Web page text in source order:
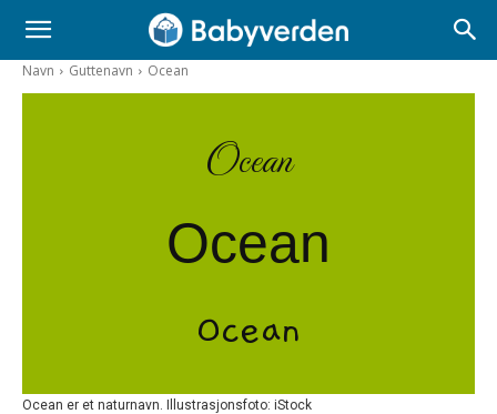
Navn Guttenavn Ocean
Ocean
Ocean
Ocean
Ocean er et naturnavn. Illustrasjonsfoto: iStock